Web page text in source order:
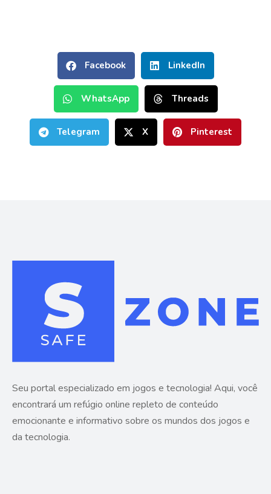
Facebook LinkedIn
WhatsApp Threads
Telegram X Pinterest
Seu portal especializado em jogos e tecnologia! Aqui, você
encontrará um refúgio online repleto de conteúdo
emocionante e informativo sobre os mundos dos jogos e
da tecnologia.